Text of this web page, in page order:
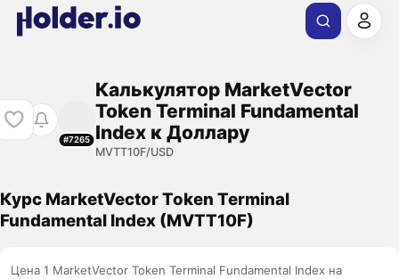
#7265
Калькулятор MarketVector
Token Terminal Fundamental
Index к Доллару
MVTT10F/USD
Курс MarketVector Token Terminal
Fundamental Index (MVTT10F)
Цена 1 MarketVector Token Terminal Fundamental Index на